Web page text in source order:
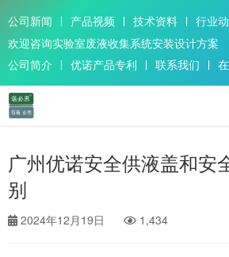
公司新闻 产品视频 技术资料 行业
欢迎咨询实验室废液收集系统安装设计方案
公司简介
优诺产品专利 联系我们
广州优诺安全供液盖和安
别
2024年12月19日 1,434